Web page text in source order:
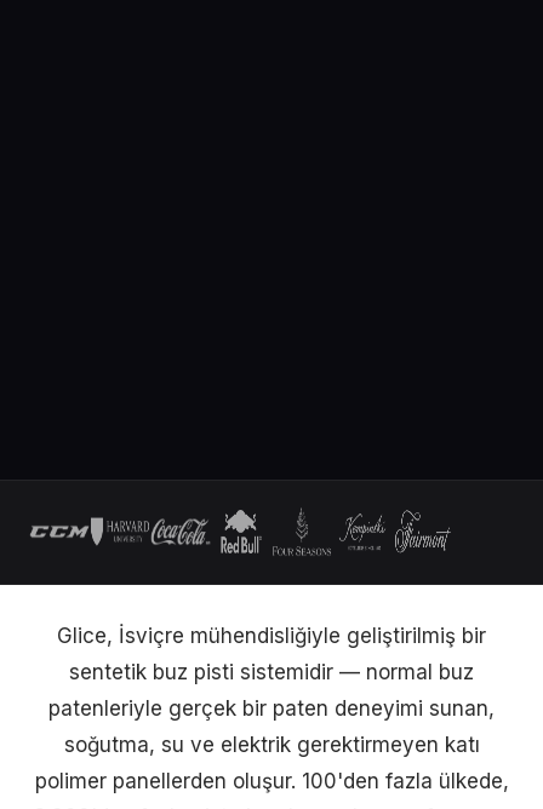
Glice, İsviçre mühendisliğiyle geliştirilmiş bir
sentetik buz pisti sistemidir — normal buz
patenleriyle gerçek bir paten deneyimi sunan,
soğutma, su ve elektrik gerektirmeyen katı
polimer panellerden oluşur. 100'den fazla ülkede,